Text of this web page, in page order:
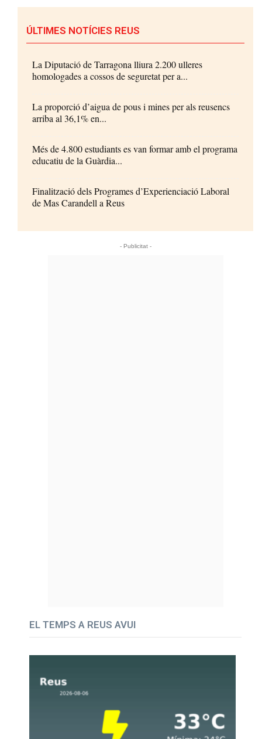
ÚLTIMES NOTÍCIES REUS
La Diputació de Tarragona lliura 2.200 ulleres
homologades a cossos de seguretat per a...
La proporció d’aigua de pous i mines per als reusencs
arriba al 36,1% en...
Més de 4.800 estudiants es van formar amb el programa
educatiu de la Guàrdia...
Finalització dels Programes d’Experienciació Laboral
de Mas Carandell a Reus
- Publicitat -
EL TEMPS A REUS AVUI